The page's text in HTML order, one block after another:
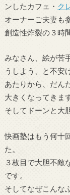
ンしたカフェ・ ク
オーナーご夫妻も
創造性炸裂の３時
みなさん、絵が苦
うしよう、と不安
あたりから、だん
大きくなってきま
そしてドーンと大
快画塾はもう何十
た。
３枚目で大胆不敵
です。
そしてなぜこんな